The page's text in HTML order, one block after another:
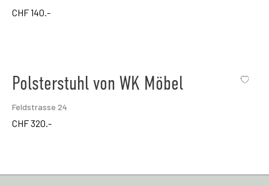
CHF140.-
Polsterstuhl von WK Möbel
Feldstrasse 24
CHF320.-